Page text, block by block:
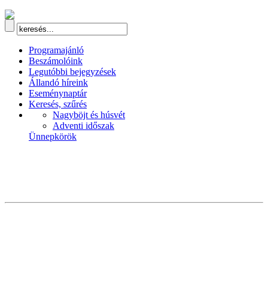
Programajánló
Beszámolóink
Legutóbbi bejegyzések
Állandó híreink
Eseménynaptár
Keresés, szűrés
Nagyböjt és húsvét
Adventi időszak
Ünnepkörök